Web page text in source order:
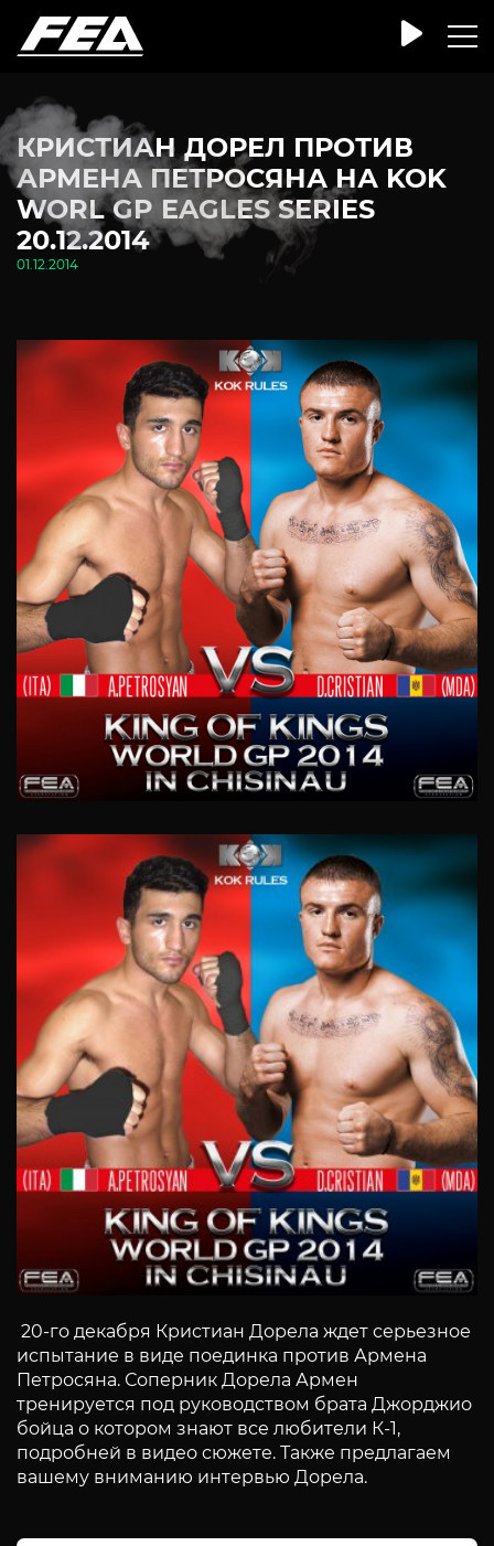
КРИСТИАН ДОРЕЛ ПРОТИВ
АРМЕНА ПЕТРОСЯНА НА KOK
WORL GP EAGLES SERIES
20.12.2014
01.12.2014
20-го декабря Кристиан Дорела ждет серьезное
испытание в виде поединка против Армена
Петросяна. Соперник Дорела Армен
тренируется под руководством брата Джорджио
бойца о котором знают все любители К-1,
подробней в видео сюжете. Также предлагаем
вашему вниманию интервью Дорела.